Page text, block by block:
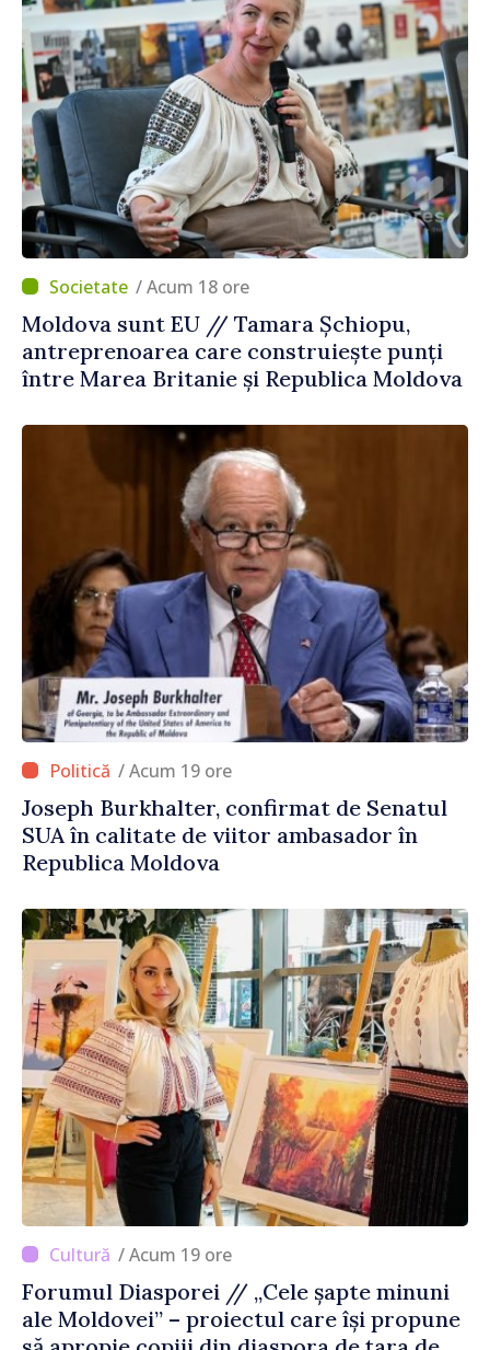
/ Acum 18 ore
Moldova sunt EU // Tamara Șchiopu,
antreprenoarea care construiește punți
între Marea Britanie și Republica Moldova
/ Acum 19 ore
Joseph Burkhalter, confirmat de Senatul
SUA în calitate de viitor ambasador în
Republica Moldova
/ Acum 19 ore
Forumul Diasporei // „Cele șapte minuni
ale Moldovei” – proiectul care își propune